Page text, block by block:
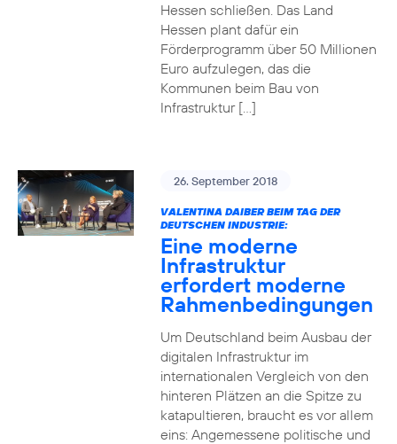
Hessen schließen. Das Land
Hessen plant dafür ein
Förderprogramm über 50 Millionen
Euro aufzulegen, das die
Kommunen beim Bau von
Infrastruktur […]
26. September 2018
VALENTINA DAIBER BEIM TAG DER
DEUTSCHEN INDUSTRIE:
Eine moderne
Infrastruktur
erfordert moderne
Rahmenbedingungen
Um Deutschland beim Ausbau der
digitalen Infrastruktur im
internationalen Vergleich von den
hinteren Plätzen an die Spitze zu
katapultieren, braucht es vor allem
eins: Angemessene politische und